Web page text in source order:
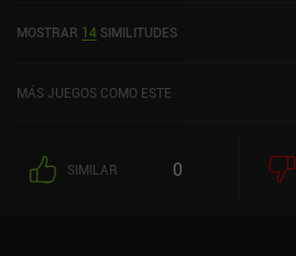
lanzó en febrero de 2016 y tiene una
MOSTRAR 14 SIMILITUDES
MÁS JUEGOS COMO ESTE
SIMILAR 0